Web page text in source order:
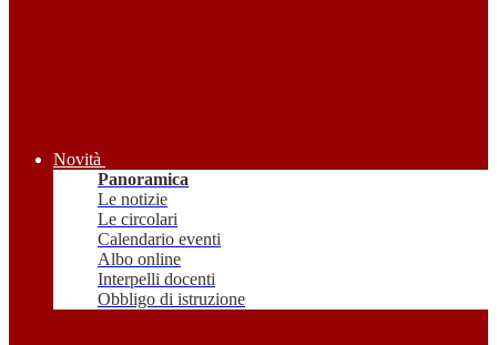
Novità
Panoramica
Le notizie
Le circolari
Calendario eventi
Albo online
Interpelli docenti
Obbligo di istruzione